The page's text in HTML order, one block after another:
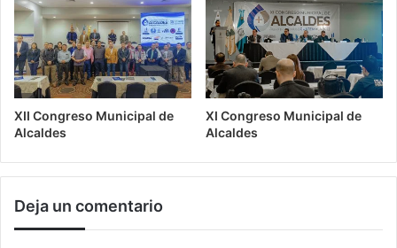
XII Congreso Municipal de
Alcaldes
XI Congreso Municipal de
Alcaldes
Deja un comentario